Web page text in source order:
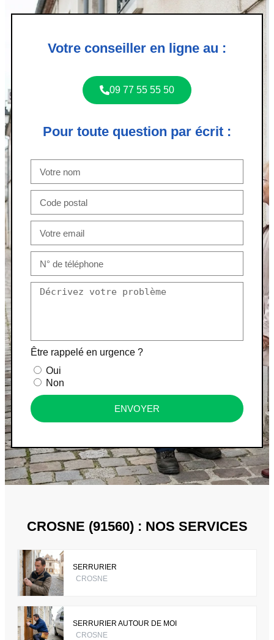
Votre conseiller en ligne au :
09 77 55 55 50
Pour toute question par écrit :
Être rappelé en urgence ?
Oui
Non
ENVOYER
CROSNE (91560) : NOS SERVICES
SERRURIER
CROSNE
SERRURIER AUTOUR DE MOI
CROSNE